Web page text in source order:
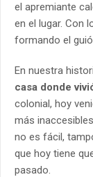
el apremiante
en el lugar. Con
formando el
En nuestra
casa donde
colonial, hoy
más
no es fácil,
que hoy tiene
pasado.